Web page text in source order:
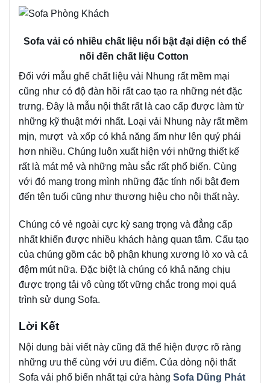
Sofa vải có nhiều chất liệu nổi bật đại diện có thể
nối đến chất liệu Cotton
Đối với mẫu ghế chất liệu vải Nhung rất mềm mại
cũng như có độ đàn hồi rất cao tạo ra những nét đặc
trưng. Đây là mẫu nội thất rất là cao cấp được làm từ
những kỹ thuật mới nhất. Loại vải Nhung này rất mềm
mịn, mượt và xốp có khả năng ấm như lên quý phái
hơn nhiều. Chúng luôn xuất hiện với những thiết kế
rất là mát mẻ và những màu sắc rất phổ biến. Cùng
với đó mang trong mình những đặc tính nổi bật đem
đến tên tuổi cũng như thương hiệu cho nội thất này.
Chúng có vẻ ngoài cực kỳ sang trọng và đẳng cấp
nhất khiến được nhiều khách hàng quan tâm. Cấu tạo
của chúng gồm các bộ phận khung xương lò xo và cả
đệm mút nữa. Đặc biệt là chúng có khả năng chịu
được trọng tải vô cùng tốt vững chắc trong mọi quá
trình sử dụng Sofa.
Lời Kết
Nội dung bài viết này cũng đã thể hiện được rõ ràng
những ưu thế cùng với ưu điểm. Của dòng nội thất
Sofa vải phổ biến nhất tại cửa hàng Sofa Dũng Phát